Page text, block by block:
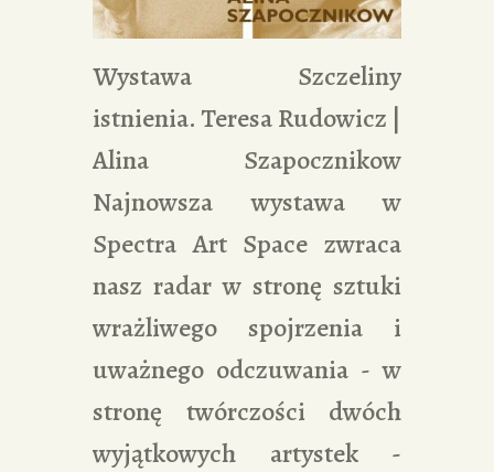
Wystawa Szczeliny
istnienia. Teresa Rudowicz |
Alina Szapocznikow
Najnowsza wystawa w
Spectra Art Space zwraca
nasz radar w stronę sztuki
wrażliwego spojrzenia i
uważnego odczuwania - w
stronę twórczości dwóch
wyjątkowych artystek -